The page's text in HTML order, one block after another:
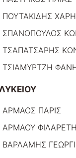
ΠΟΥΤΑΚΙΔΗΣ
ΣΠΑΝΟΠΟΥΛΟΣ
ΤΣΑΠΑΤΣΑΡΗΣ
ΤΣΙΑΜΥΡΤΖΗ
ΑΡΜΑΟΣ ΠΑΡΙΣ
ΑΡΜΑΟΥ ΦΙΛΑΡΕΤΗ
ΒΑΡΛΑΜΗΣ